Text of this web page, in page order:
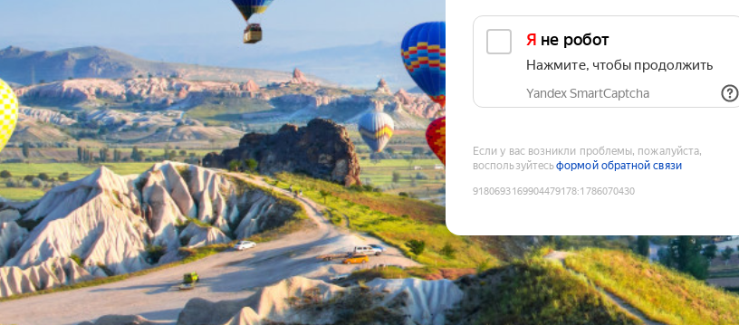
Я не робот
Нажмите, чтобы продолжить
Yandex SmartCaptcha
Если у вас возникли проблемы, пожалуйста,
воспользуйтесьформой обратной связи
9180693169904479178:1786070430